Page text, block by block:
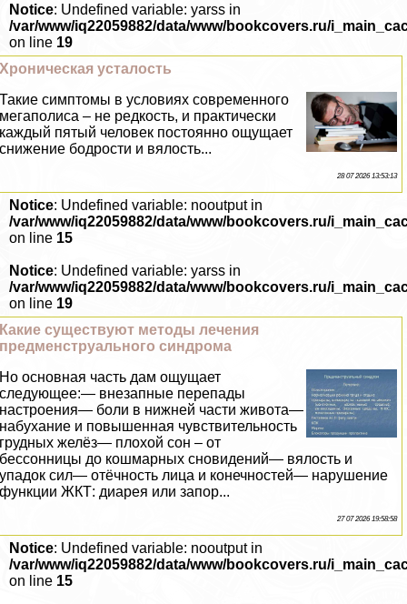
Notice: Undefined variable: yarss in
/var/www/iq22059882/data/www/bookcovers.ru/
on line 19
Хроническая усталость
Такие симптомы в условиях современного
мегаполиса – не редкость, и пpaктически
каждый пятый человек постоянно ощущает
снижение бодрости и вялость...
28 07 2026 13:53:13
Notice: Undefined variable: nooutput in
/var/www/iq22059882/data/www/bookcovers.ru/
on line 15
Notice: Undefined variable: yarss in
/var/www/iq22059882/data/www/bookcovers.ru/
on line 19
Какие существуют методы лечения
предмeнcтpуального синдрома
Но основная часть дам ощущает
следующее:— внезапные перепады
настроения— боли в нижней части живота—
набухание и повышенная чувствительность
грудных желёз— плохой сон – от
бессонницы до кошмарных сновидений— вялость и
упадок сил— отёчность лица и конечностей— нарушение
функции ЖКТ: диарея или запор...
27 07 2026 19:58:58
Notice: Undefined variable: nooutput in
/var/www/iq22059882/data/www/bookcovers.ru/
on line 15